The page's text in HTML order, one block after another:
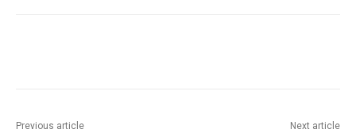
Previous article Next article